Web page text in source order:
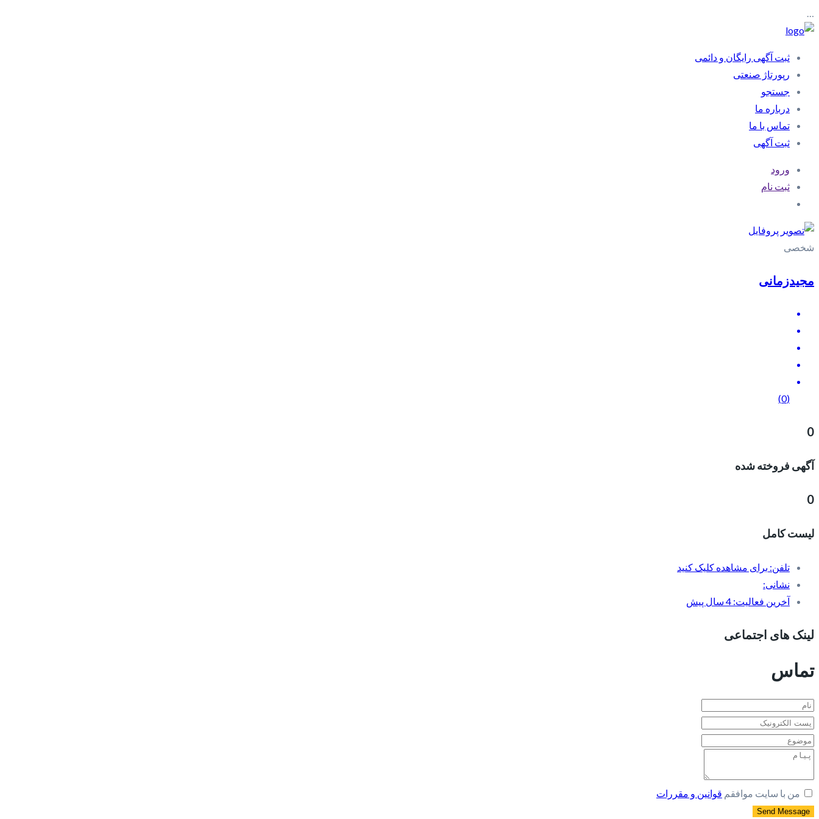
…
ثبت آگهی رایگان و دائمی
رپورتاژ صنعتی
جستجو
درباره ما
تماس با ما
ثبت آگهی
ورود
ثبت نام
شخصی
مجیدزمانی
(0)
0
آگهی فروخته شده
0
لیست کامل
تلفن: برای مشاهده کلیک کنید
نشانی:
آخرین فعالیت:
لینک های اجتماعی
تماس
من با سایت موافقم قوانین و مقررات
Send Message